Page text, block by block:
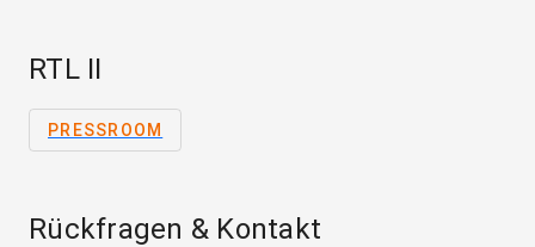
RTL II
PRESSROOM
Rückfragen & Kontakt